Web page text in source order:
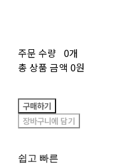
주문 수량 0개
총 상품 금액 0원
구매하기
장바구니에 담기
쉽고 빠른